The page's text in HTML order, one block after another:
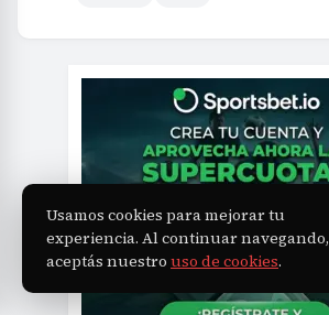
Usamos cookies para mejorar tu
experiencia. Al continuar navegando,
aceptás nuestro uso de cookies.